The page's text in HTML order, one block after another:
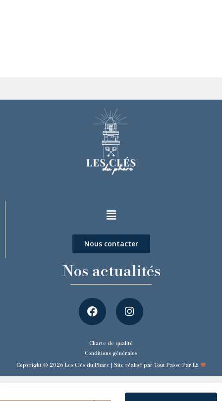
Nous contacter
Nos actualités
Charte de qualité
Conditions générales
Copyright © 2026 Les Clés du Phare | Site réalisé par Tout Passe Par Là